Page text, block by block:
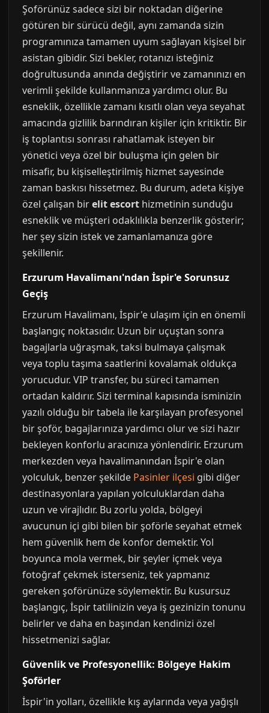
Şoförünüz sadece sizi bir noktadan diğerine
götüren bir sürücü değil, aynı zamanda sizin
programınıza tamamen uyum sağlayan kişisel bir
asistan gibidir. Sizi bekler, rotanızı isteğiniz
doğrultusunda anında değiştirir ve zamanınızı en
verimli şekilde kullanmanıza yardımcı olur. Bu
esneklik, özellikle zamanı kısıtlı olan veya seyahat
amacında gizlilik barındıran kişiler için kritiktir. Bir
iş toplantısı sonrası rahatlamak isteyen bir
yönetici veya özel bir buluşma için gelen bir
misafir, bu kişiselleştirilmiş hizmet sayesinde
zaman baskısı hissetmez. Bu durum, adeta kişiye
özel çalışan birelit escort hizmetinin sunduğu
esneklik ve müşteri odaklılıkla benzerlik gösterir;
her şey sizin istek ve zamanlamanıza göre
şekillenir.
Erzurum Havalimanı'ndan İspir'e Sorunsuz
Geçiş
Erzurum Havalimanı, İspir'e ulaşım için en önemli
başlangıç noktasıdır. Uzun bir uçuştan sonra
bagajlarla uğraşmak, taksi bulmaya çalışmak
veya toplu taşıma saatlerini kovalamak oldukça
yorucudur. VIP transfer, bu süreci tamamen
ortadan kaldırır. Sizi terminal kapısında isminizin
yazılı olduğu bir tabela ile karşılayan profesyonel
bir şoför, bagajlarınıza yardımcı olur ve sizi hazır
bekleyen konforlu aracınıza yönlendirir. Erzurum
merkezden veya havalimanından İspir'e olan
yolculuk, benzer şekilde Pasinler ilçesi gibi diğer
destinasyonlara yapılan yolculuklardan daha
uzun ve virajlıdır. Bu zorlu yolda, bölgeyi
avucunun içi gibi bilen bir şoförle seyahat etmek
hem güvenlik hem de konfor demektir. Yol
boyunca mola vermek, bir şeyler içmek veya
fotoğraf çekmek isterseniz, tek yapmanız
gereken şoförünüze söylemektir. Bu kusursuz
başlangıç, İspir tatilinizin veya iş gezinizin tonunu
belirler ve daha en başından kendinizi özel
hissetmenizi sağlar.
Güvenlik ve Profesyonellik: Bölgeye Hakim
Şoförler
İspir'in yolları, özellikle kış aylarında veya yağışlı